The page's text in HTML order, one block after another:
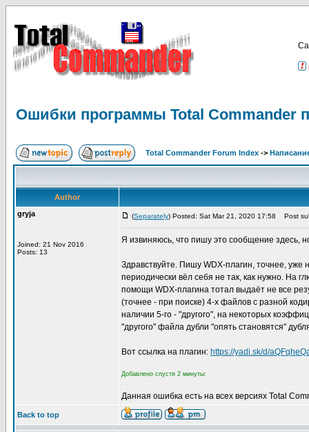
Ошибки программы Total Commander
Total Commander Forum Index ->
Author
gryja
Joined: 21 Nov 2016
Posts: 13
(Separately) Posted: Sat Mar 21, 2020 17:58 Post
Я извиняюсь, что пишу это сообщение здесь,
Здравствуйте. Пишу WDX-плагин, точнее, уже
периодически вёл себя не так, как нужно. На
помощи WDX-плагина тотал выдаёт не все
(точнее - при поиске) 4-х файлов с разной
наличии 5-го - "другого", на некоторых
"другого" файла дубли "опять становятся"
Вот ссылка на плагин: https://yadi.sk/d/
Добавлено спустя 2 минуты:
Данная ошибка есть на всех версиях Total
Back to top